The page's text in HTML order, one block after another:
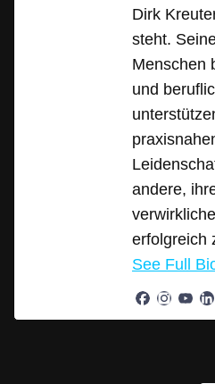
Dirk
steht.
Menschen
und
andere,
erfolgreich
See Full